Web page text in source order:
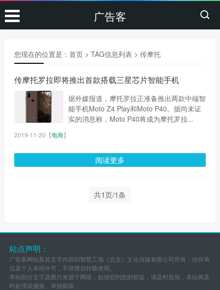
广告客
您现在的位置是： 首页> TAG信息列表 > 传摩托
传摩托罗拉即将推出首款搭载三星芯片智能手机
据外媒报道，摩托罗拉正准备推出两款中端智
能手机Moto Z4 Play和Moto P40。据尚未证
实的消息称，Moto P40将成为摩托罗拉...
2019-11-20 【电商】
阅读更多
共1页/1条
站点声明：
广告客网站及其文字内容归智慧工场（北京）文化传媒有限公司所有，任何单
位及个人未经许可，不得擅自转载使用。
本站部分文字及图片来源于网络，如侵犯到您的权益，请及时告知，本站将及
时处理或撤换。举报邮箱：